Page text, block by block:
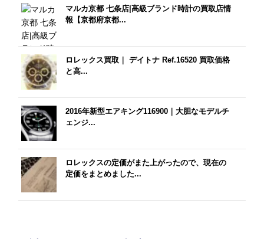
マルカ京都 七条店|高級ブランド時計の買取店情
報【京都府京都...
ロレックス買取｜ デイトナ Ref.16520 買取価格
と高...
2016年新型エアキング116900｜大胆なモデルチ
ェンジ...
ロレックスの定価がまた上がったので、現在の
定価をまとめました...